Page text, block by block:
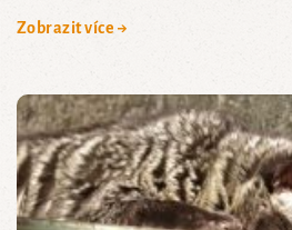
Zobrazit více →